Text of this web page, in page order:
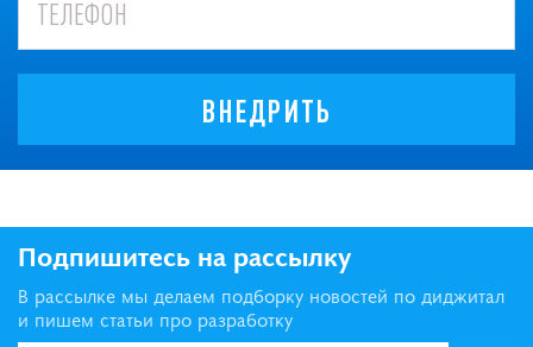
ВНЕДРИТЬ
Подпишитесь на рассылку
В рассылке мы делаем подборку новостей по диджитал
и пишем статьи про разработку